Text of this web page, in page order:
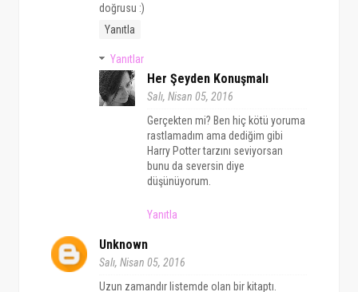
doğrusu :)
Yanıtla
Yanıtlar
Her Şeyden Konuşmalı
Salı, Nisan 05, 2016
Gerçekten mi? Ben hiç kötü yoruma
rastlamadım ama dediğim gibi
Harry Potter tarzını seviyorsan
bunu da seversin diye
düşünüyorum.
Yanıtla
Unknown
Salı, Nisan 05, 2016
Uzun zamandır listemde olan bir kitaptı.